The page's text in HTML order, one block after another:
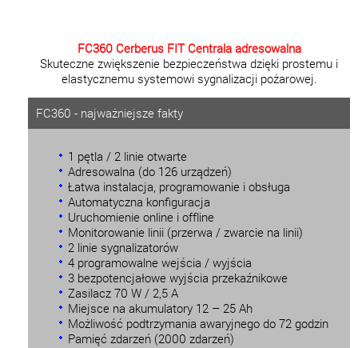
FC360 Cerberus FIT Centrala adresowalna
Skuteczne zwiększenie bezpieczeństwa dzięki prostemu i
elastycznemu systemowi sygnalizacji pożarowej.
FC360 - najważniejsze fakty
1 pętla / 2 linie otwarte
Adresowalna (do 126 urządzeń)
Łatwa instalacja, programowanie i obsługa
Automatyczna konfiguracja
Uruchomienie online i offline
Monitorowanie linii (przerwa / zwarcie na linii)
2 linie sygnalizatorów
4 programowalne wejścia / wyjścia
3 bezpotencjałowe wyjścia przekaźnikowe
Zasilacz 70 W / 2,5 A
Miejsce na akumulatory 12 – 25 Ah
Możliwość podtrzymania awaryjnego do 72 godzin
Pamięć zdarzeń (2000 zdarzeń)